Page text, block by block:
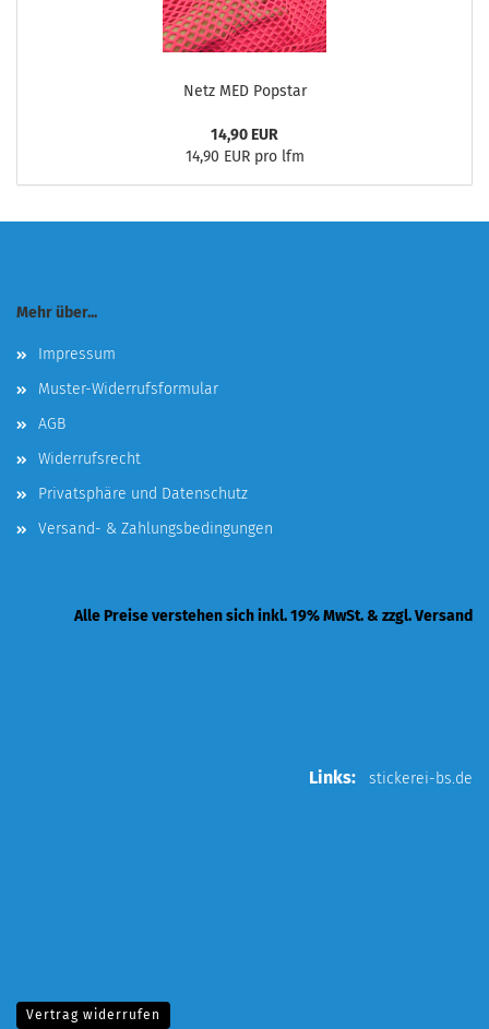
Netz MED Popstar
14,90 EUR
14,90 EUR pro lfm
Mehr über...
Impressum
Muster-Widerrufsformular
AGB
Widerrufsrecht
Privatsphäre und Datenschutz
Versand- & Zahlungsbedingungen
Alle Preise verstehen sich inkl. 19% MwSt. & zzgl. Versand
Links: stickerei-bs.de
Vertrag widerrufen